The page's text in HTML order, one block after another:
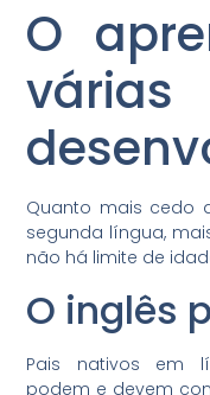
O
Quanto mais cedo
segunda língua,
não há limite de
O inglês
Pais nativos em
podem e devem